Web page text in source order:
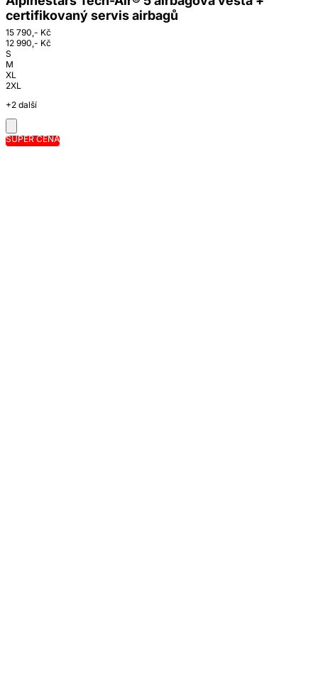
certifikovaný servis airbagů
15 790,- Kč
12 990,- Kč
S
M
XL
2XL
+2 další
SUPER CENA